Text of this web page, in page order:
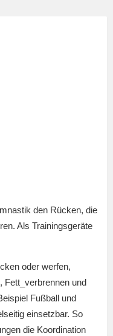
den Rücken, die
Als Trainingsgeräte
oder werfen,
Fett_verbrennen und
Fußball und
einsetzbar. So
die Koordination